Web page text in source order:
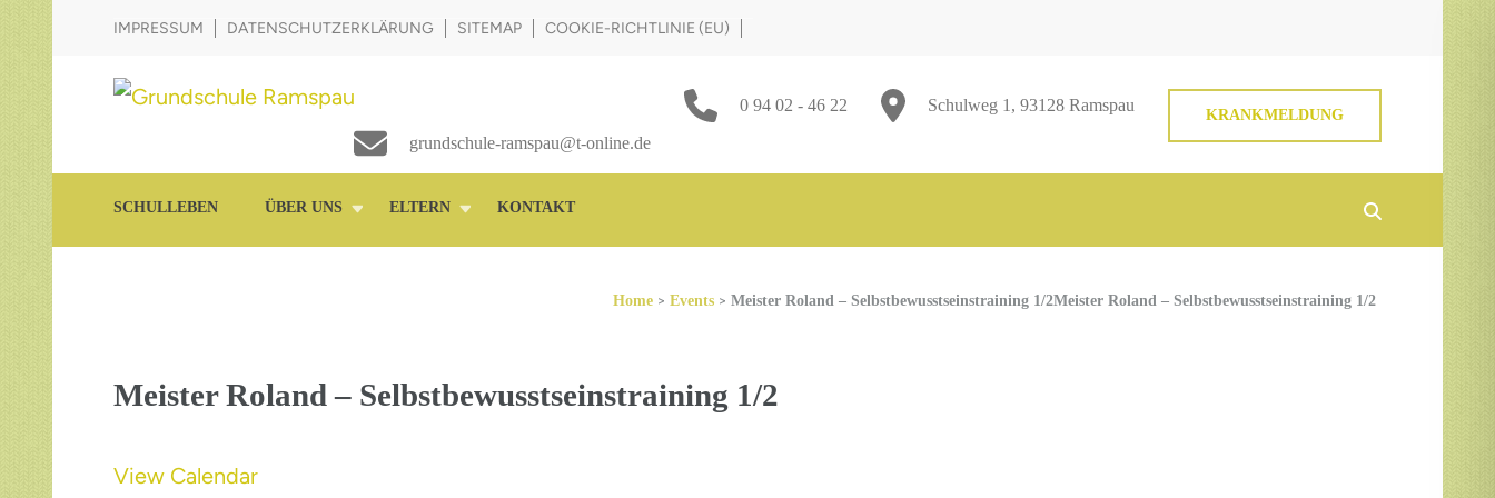
IMPRESSUM DATENSCHUTZERKLÄRUNG SITEMAP COOKIE-RICHTLINIE (EU)
Grundschule Ramspau
KRANKMELDUNG
Schulweg 1, 93128 Ramspau
0 94 02 - 46 22
grundschule-ramspau@t-online.de
SCHULLEBEN ÜBER UNS ELTERN KONTAKT
Home > Events > Meister Roland – Selbstbewusstseinstraining 1/2Meister Roland – Selbstbewusstseinstraining 1/2
Meister Roland – Selbstbewusstseinstraining 1/2
View Calendar